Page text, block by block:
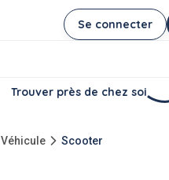
Se connecter
Trouver près de chez soi
Véhicule Scooter